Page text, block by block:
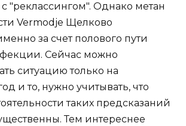
"реклассингом". Однако метан
Vermodje Щелково
за счет полового пути
Сейчас можно
ситуацию только на
и то, нужно учитывать, что
таких предсказаний
Тем интереснее